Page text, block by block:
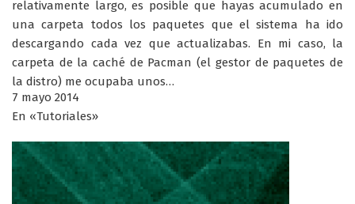
relativamente largo, es posible que hayas acumulado en
una carpeta todos los paquetes que el sistema ha ido
descargando cada vez que actualizabas. En mi caso, la
carpeta de la caché de Pacman (el gestor de paquetes de
la distro) me ocupaba unos…
7 mayo 2014
En «Tutoriales»